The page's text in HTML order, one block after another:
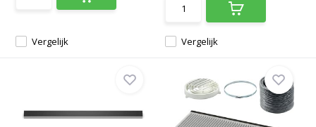
Vergelijk Vergelijk